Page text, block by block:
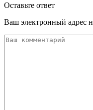
Оставьте ответ
Ваш электронный адрес